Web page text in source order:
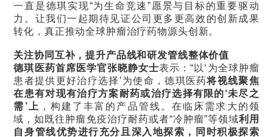
一直是德琪实现“为生命竞速”愿景与目标的重要驱动
力。让我们一起期待见证公司更多更高效的创新成果
转化，真正推动全球肿瘤治疗药物源头创新。
关注协同互补，提升产品线和研发管线整体价值
德琪医药首席医学官张晓静女士表示：“以‘为全球肿瘤
患者提供更好治疗选择’为使命，德琪医药将视线聚焦
在患有对现有治疗方案耐药或治疗选择有限的‘未尽之
需’上 ，构建了丰富的产品管线。在临床需求大的领
域，如既往肿瘤免疫治疗耐药或者“冷肿瘤”等领域利用
自身管线优势进行充分且深入地探索，同时积极探索